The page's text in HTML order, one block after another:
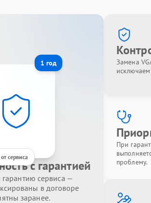
1 год
сервиса
с гарантией
сервиса —
в договоре
заранее.
Замена
При
проблему.